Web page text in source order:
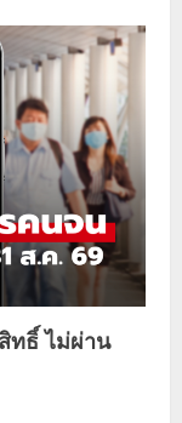
ทธิ์ ไม่ผ่าน